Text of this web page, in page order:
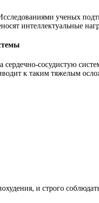
ученых
интеллектуальные
сердечно-сосудистую
к таким тяжелым
и строго